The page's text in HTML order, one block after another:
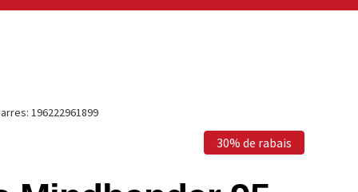
196222961899
30% de rabais